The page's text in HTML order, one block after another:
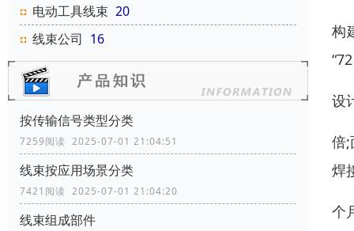
电动工具线束 20
线束公司 16
按传输信号类型分类
7259阅读 2025-07-01 21:04:51
线束按应用场景分类
7421阅读 2025-07-01 21:04:20
线束组成部件
构
设
倍;
焊
个